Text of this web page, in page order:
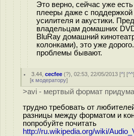
Это верно, сейчас уже
плееры даже с поддержкой
усилителя и акустики.
владельцам домашних
BluRay домашний
колонками), это уже
проблемы бывают.
3.44 ,cecfee (?), 02:53, 22/05/2013 [^] [^^
[к модератору]
>avi - мертвый формат
трудно требовать от
разницы между форматом и
попробуйте почитать
http://ru.wikipedia.org/wiki/